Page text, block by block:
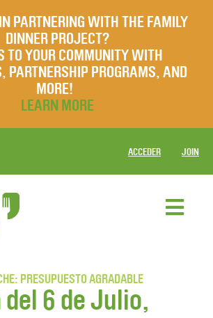
PARTNERING WITH THE FAMILY
DINNER PROJECT?
TO YOUR COMMUNITY WITH
PARTNERSHIP PROGRAMS, AND
MORE!
LEARN MORE
ACCEDER JOIN
PRESUPUESTO AGRADABLE
6 de Julio,